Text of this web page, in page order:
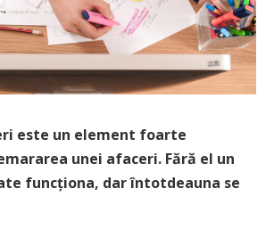
este un element foarte
unei afaceri. Fără el un
funcționa, dar întotdeauna se